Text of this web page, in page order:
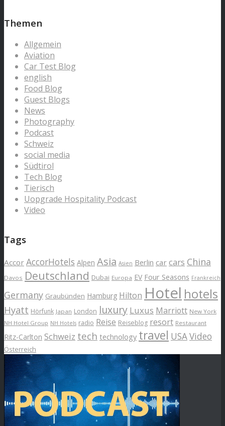
Themen
Allgemein
Aviation
Car Test Blog
english
Food Blog
Guest Blogs
News
Photography
Podcast
Schweiz
social media
Südtirol
Tech Blog
Tierisch
Uopgrade Hospitality Podcast
Video
Tags
Accor AccorHotels Alpen Asia Asien Berlin car cars China
Davos Deutschland Dubai Europa EV Four Seasons Frankreich
Germany Graubünden Hamburg Hilton Hotel hotels
Hyatt Hörfunk Japan London luxury Luxus Marriott New York
NH Hotel Group NH Hotels radio Reise Reiseblog resort Restaurant
Ritz-Carlton Schweiz tech technology travel USAVideo
Österreich